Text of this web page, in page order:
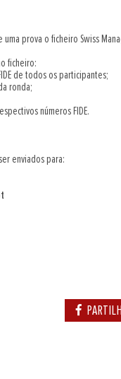
uma prova o ficheiro Swiss
ficheiro:
de todos os participantes;
ronda;
números FIDE.
enviados para: